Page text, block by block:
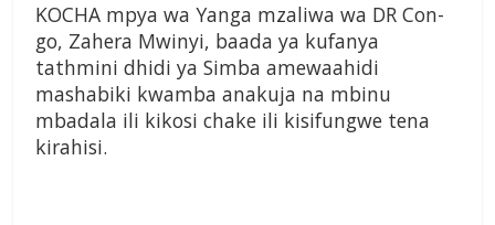
KOCHA mpya wa Yan­ga mzaliwa wa DR Con­
go, Zahera Mwinyi, baada ya kufanya
tathmini dhidi ya Simba amewaahidi
mashabiki kwamba ana­kuja na mbinu
mbadala ili kikosi chake ili kisifungwe tena
kirahisi.